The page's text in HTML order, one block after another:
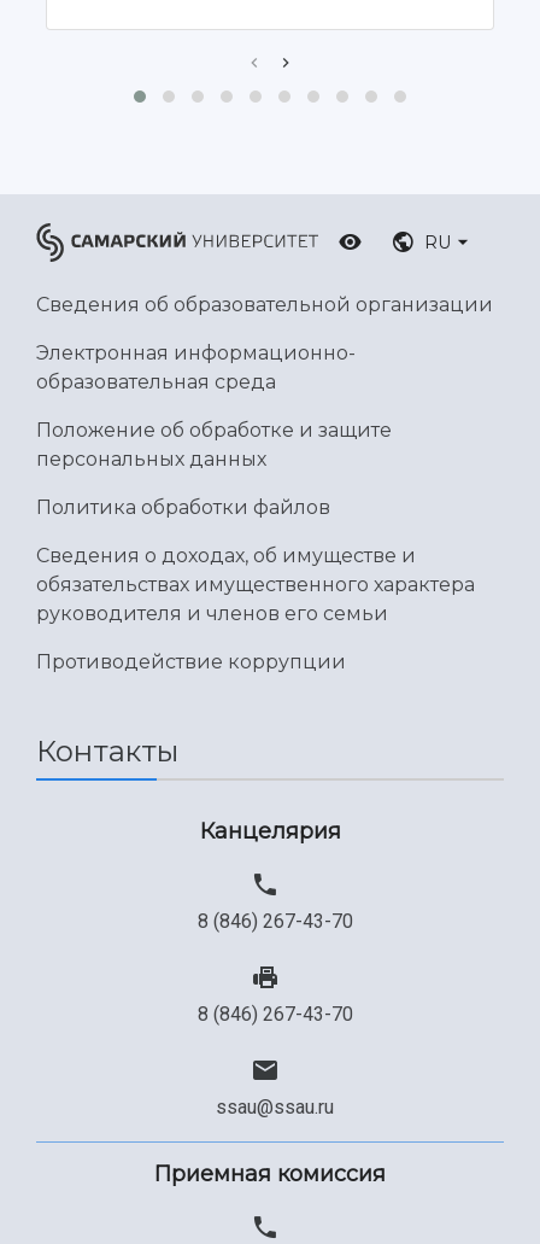
Международный межвузовский кампус
RU
Сведения об образовательной организации
Электронная информационно-
образовательная среда
Положение об обработке и защите
персональных данных
Политика обработки файлов
Сведения о доходах, об имуществе и
обязательствах имущественного характера
руководителя и членов его семьи
Противодействие коррупции
Контакты
Канцелярия
8 (846) 267-43-70
8 (846) 267-43-70
ssau@ssau.ru
Приемная комиссия